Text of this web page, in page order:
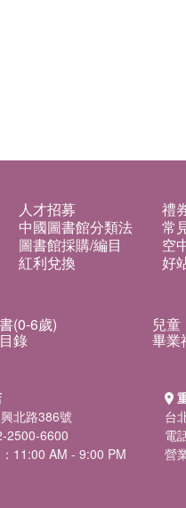
人才招募 禮
中國圖書館分類法 常
圖書館採購/編目 空
紅利兌換 好
(0-6歲) 兒童
錄 畢業
北路386號
2500-6600
11:00 AM - 9:00 PM
台
電
營